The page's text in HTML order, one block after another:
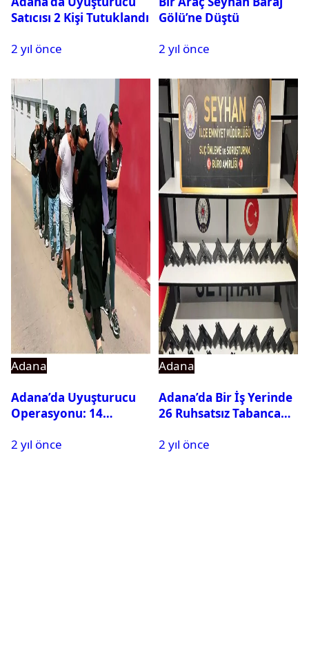
Satıcısı 2 Kişi Tutuklandı
2 yıl önce
Gölü’ne Düştü
2 yıl önce
Adana
Adana’da Uyuşturucu
Operasyonu: 14
Gönderildi
2 yıl önce
Adana
Adana’da Bir İş Yerinde
26 Ruhsatsız Tabanca
2 yıl önce